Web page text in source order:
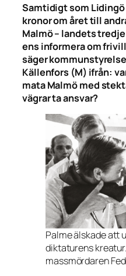
Samtidigt som
kronor om året till
Malmö – landets
ens informera om
säger
Källenfors (M) ifrån:
mata Malmö med
vägrar ta ansvar?
Palme älskade att
diktaturens
massmördaren